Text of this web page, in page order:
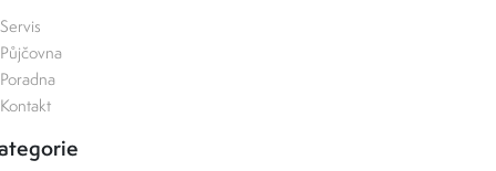
Servis
Půjčovna
Poradna
Kontakt